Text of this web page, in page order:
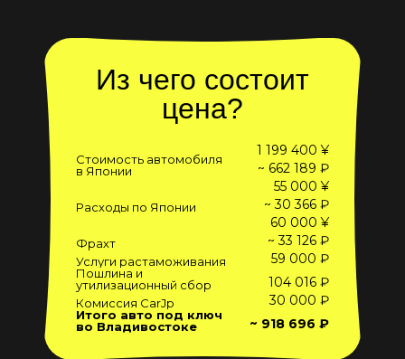
Из чего состоит
цена?
Стоимость автомобиля
в Японии
1 199 400 ¥
~ 662 189 ₽
Расходы по Японии
55 000 ¥
~ 30 366 ₽
Фрахт
60 000 ¥
~ 33 126 ₽
Услуги растаможивания 59 000 ₽
Пошлина и
утилизационный сбор
104 016 ₽
Комиссия CarJp 30 000 ₽
Итого авто под ключ
во Владивостоке
~ 918 696 ₽